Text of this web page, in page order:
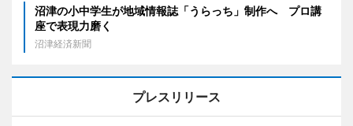
沼津の小中学生が地域情報誌「うらっち」制作へ プロ講
座で表現力磨く
沼津経済新聞
プレスリリース